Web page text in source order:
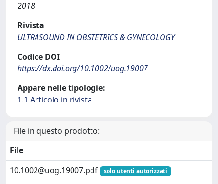
2018
Rivista
ULTRASOUND IN OBSTETRICS & GYNECOLOGY
Codice DOI
https://dx.doi.org/10.1002/uog.19007
Appare nelle tipologie:
1.1 Articolo in rivista
File in questo prodotto:
File
10.1002@uog.19007.pdf
solo utenti autorizzati